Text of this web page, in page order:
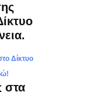
Δίκτυο
στα